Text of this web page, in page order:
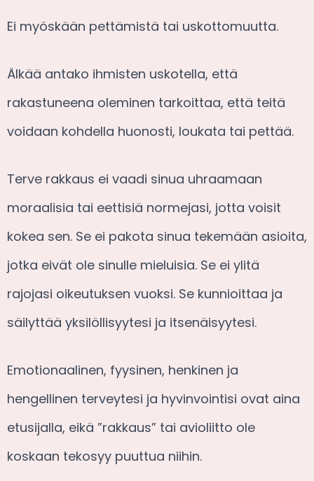
Ei myöskään pettämistä tai uskottomuutta.
Älkää antako ihmisten uskotella, että
rakastuneena oleminen tarkoittaa, että teitä
voidaan kohdella huonosti, loukata tai pettää.
Terve rakkaus ei vaadi sinua uhraamaan
moraalisia tai eettisiä normejasi, jotta voisit
kokea sen. Se ei pakota sinua tekemään asioita,
jotka eivät ole sinulle mieluisia. Se ei ylitä
rajojasi oikeutuksen vuoksi. Se kunnioittaa ja
säilyttää yksilöllisyytesi ja itsenäisyytesi.
Emotionaalinen, fyysinen, henkinen ja
hengellinen terveytesi ja hyvinvointisi ovat aina
etusijalla, eikä ”rakkaus” tai avioliitto ole
koskaan tekosyy puuttua niihin.